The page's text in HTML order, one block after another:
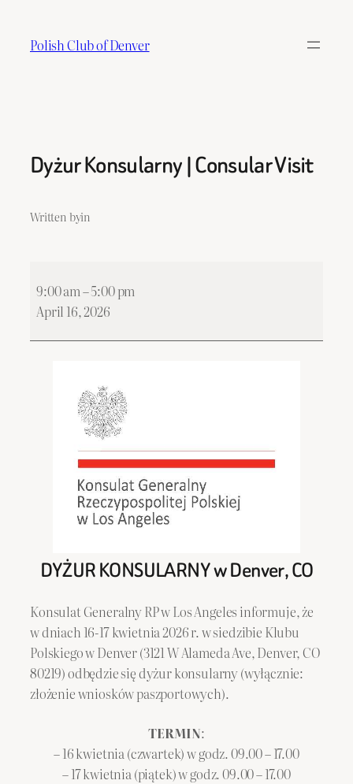
content
Polish Club of Denver
Dyżur Konsularny | Consular Visit
Written byin
Konsularny
9:00 am–5:00 pm
April 16, 2026
DYŻUR KONSULARNY w Denver, CO
Konsulat Generalny RP w Los Angeles informuje, że
w dniach 16-17 kwietnia 2026 r. w siedzibie Klubu
Polskiego w Denver (3121 W Alameda Ave, Denver, CO
80219) odbędzie się dyżur konsularny (wyłącznie:
złożenie wniosków paszportowych).
TERMIN:
– 16 kwietnia (czwartek) w godz. 09.00 – 17.00
– 17 kwietnia (piątek) w godz. 09.00 – 17.00